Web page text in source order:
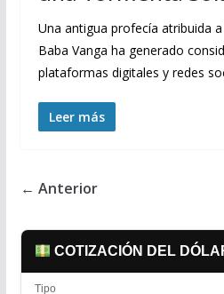
Una antigua profecía atribuida
Baba Vanga ha generado
plataformas digitales y redes
Leer más
← Anterior
COTIZACIÓN DEL
Tipo